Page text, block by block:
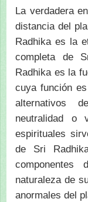
La verdadera
distancia del
Radhika es la
completa de
Radhika es la
cuya función
alternativos
neutralidad o
espirituales
de Sri
naturaleza de
anormales del